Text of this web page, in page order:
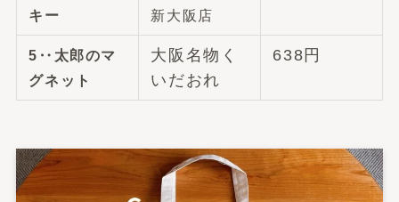
キー
新大阪店
5‥太郎のマ
グネット
大阪名物く
いだおれ
638円